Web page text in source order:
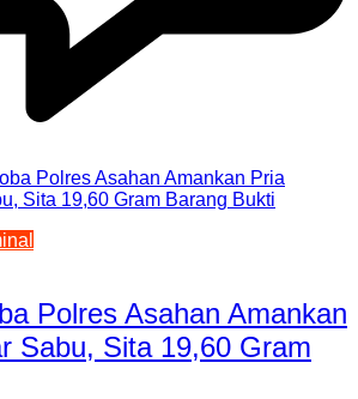
Polres Asahan Amankan
Sabu, Sita 19,60 Gram